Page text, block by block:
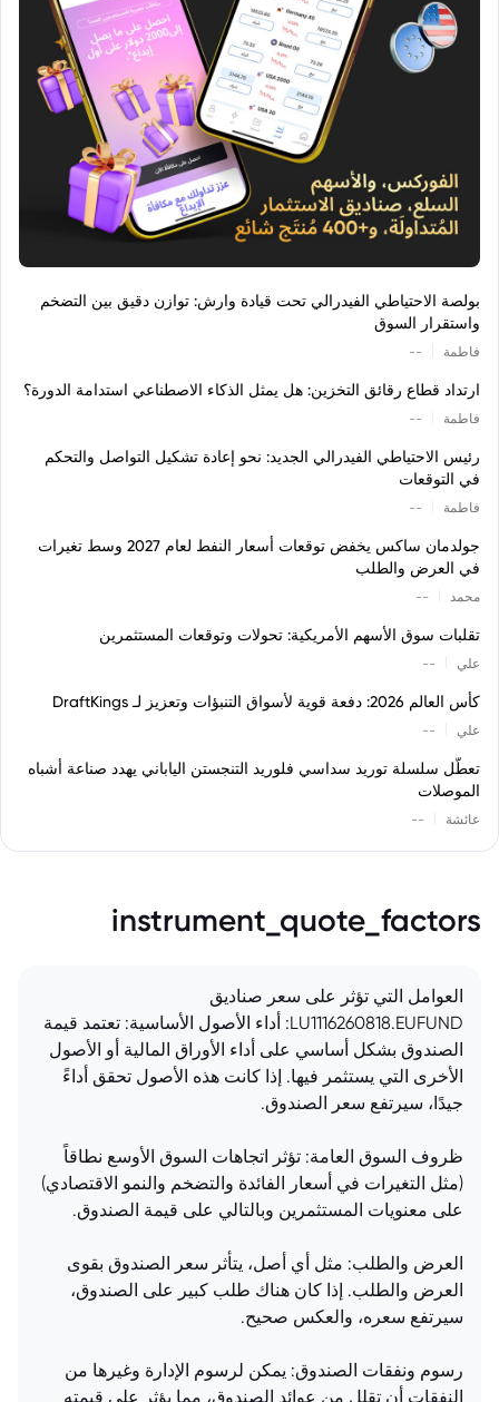
بولصة الاحتياطي الفيدرالي تحت قيادة وارش: توازن دقيق بين التضخم
واستقرار السوق
فاطمة --
ارتداد قطاع رقائق التخزين: هل يمثل الذكاء الاصطناعي استدامة الدورة؟
فاطمة --
رئيس الاحتياطي الفيدرالي الجديد: نحو إعادة تشكيل التواصل والتحكم
في التوقعات
فاطمة --
جولدمان ساكس يخفض توقعات أسعار النفط لعام 2027 وسط تغيرات
في العرض والطلب
محمد --
تقلبات سوق الأسهم الأمريكية: تحولات وتوقعات المستثمرين
علي --
كأس العالم 2026: دفعة قوية لأسواق التنبؤات وتعزيز لـ DraftKings
علي --
تعطّل سلسلة توريد سداسي فلوريد التنجستن الياباني يهدد صناعة أشباه
الموصلات
عائشة --
instrument_quote_factors
العوامل التي تؤثر على سعر صناديق
LU1116260818.EUFUND: أداء الأصول الأساسية: تعتمد قيمة
الصندوق بشكل أساسي على أداء الأوراق المالية أو الأصول
الأخرى التي يستثمر فيها. إذا كانت هذه الأصول تحقق أداءً
جيدًا، سيرتفع سعر الصندوق.
ظروف السوق العامة: تؤثر اتجاهات السوق الأوسع نطاقاً
(مثل التغيرات في أسعار الفائدة والتضخم والنمو الاقتصادي)
على معنويات المستثمرين وبالتالي على قيمة الصندوق.
العرض والطلب: مثل أي أصل، يتأثر سعر الصندوق بقوى
العرض والطلب. إذا كان هناك طلب كبير على الصندوق،
سيرتفع سعره، والعكس صحيح.
رسوم ونفقات الصندوق: يمكن لرسوم الإدارة وغيرها من
النفقات أن تقلل من عوائد الصندوق، مما يؤثر على قيمته